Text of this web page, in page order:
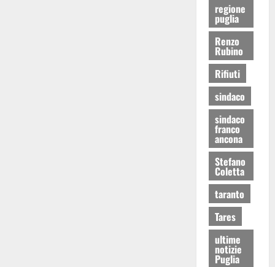
regione
puglia
Renzo
Rubino
Rifiuti
sindaco
sindaco
franco
ancona
Stefano
Coletta
taranto
Tares
ultime
notizie
Puglia